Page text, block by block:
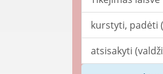
kurstyti, padėti
atsisakyti